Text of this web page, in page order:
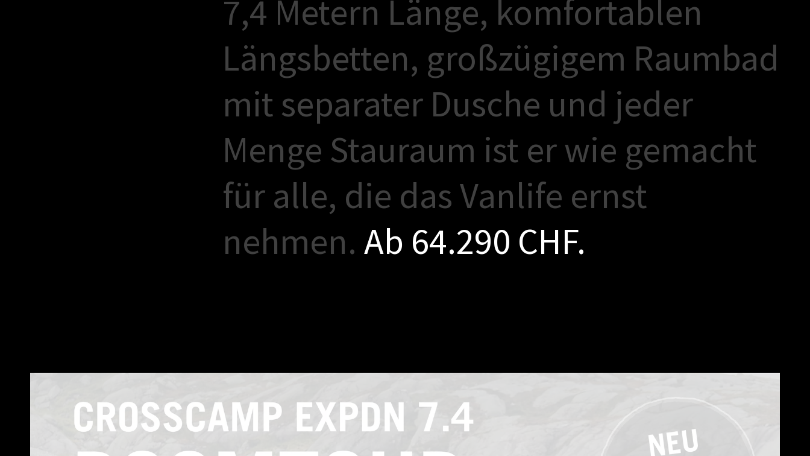
7,4 Metern Länge, komfortablen
Längsbetten, großzügigem Raumbad
mit separater Dusche und jeder
Menge Stauraum ist erwie gemacht
für alle, die dasVanlife ernst
nehmen. Ab 64.290 CHF.